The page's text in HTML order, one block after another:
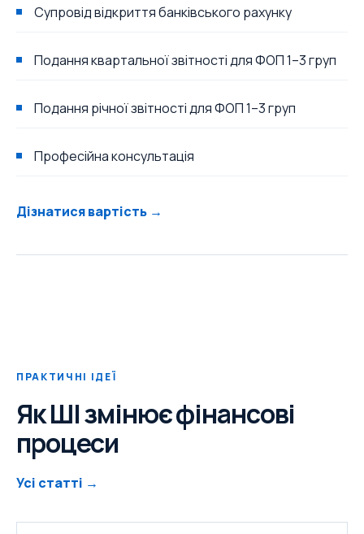
Супровід відкриття банківського рахунку
Подання квартальної звітності для ФОП 1–3 груп
Подання річної звітності для ФОП 1–3 груп
Професійна консультація
Дізнатися вартість →
ПРАКТИЧНІ ІДЕЇ
Як ШІ змінює фінансові
процеси
Усі статті →